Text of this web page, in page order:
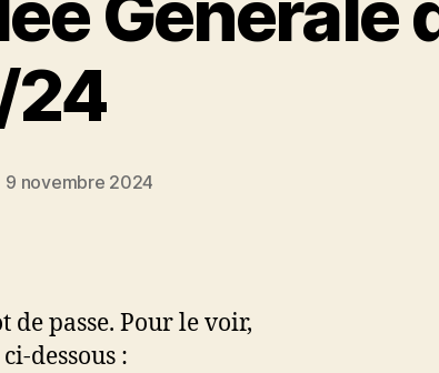
24
9 novembre 2024
de passe. Pour le voir,
dessous :